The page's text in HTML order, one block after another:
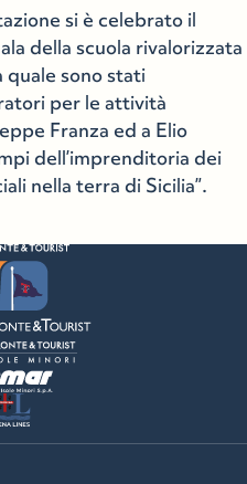
si è celebrato il
della scuola rivalorizzata
quale sono stati
per le attività
Franza ed a Elio
dell’imprenditoria dei
nella terra di Sicilia”.